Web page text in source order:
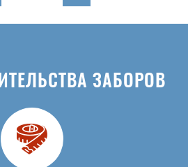
ЗАБОРОВ